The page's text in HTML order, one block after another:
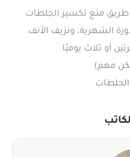
طريق منع تكسير الجلطات
الشهرية، ونزيف الأنف
مهم)
الجلطات